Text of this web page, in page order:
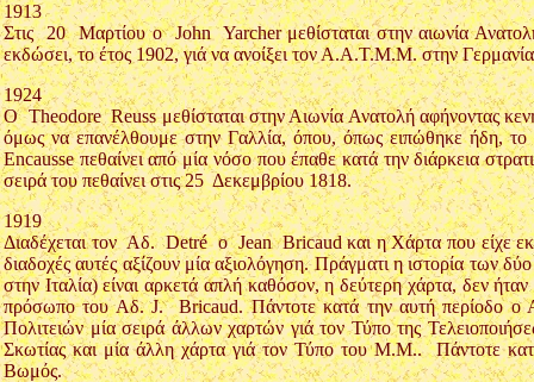
1913
Στις 20 Μαρτίου ο John Yarcher μεθίσταται στην αιωνία
εκδώσει, το έτος 1902, γιά να ανοίξει τον Α.Α.Τ.Μ.Μ. στην
1924
Ο Theodore Reuss μεθίσταται στην Αιωνία Ανατολή αφήνοντας
όμως να επανέλθουμε στην Γαλλία, όπου, όπως ειπώθηκε ήδη,
Encausse πεθαίνει από μία νόσο που έπαθε κατά την διάρκεια
σειρά του πεθαίνει στις 25 Δεκεμβρίου 1818.
1919
Διαδέχεται τον Αδ. Detré o Jean Bricaud και η Χάρτα που είχε
διαδοχές αυτές αξίζουν μία αξιολόγηση. Πράγματι η ιστορία των
στην Ιταλία) είναι αρκετά απλή καθόσον, η δεύτερη χάρτα, δεν
πρόσωπο του Αδ. J. Bricaud. Πάντοτε κατά την αυτή περίοδο
Πολιτειών μία σειρά άλλων χαρτών γιά τον Τύπο της
Σκωτίας και μία άλλη χάρτα γιά τον Τύπο του Μ.Μ.. Πάντοτε
Βωμός.